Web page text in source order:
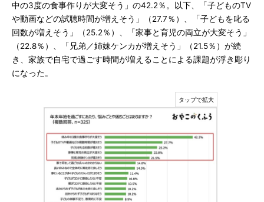
中の3度の食事作りが大変そう」の42.2％。以下、「子どものTV
や動画などの試聴時間が増えそう」（27.7％）、「子どもを叱る
回数が増えそう」（25.2％）、「家事と育児の両立が大変そう」
（22.8％）、「兄弟／姉妹ケンカが増えそう」（21.5％）が続
き、家族で自宅で過ごす時間が増えることによる課題が浮き彫り
になった。